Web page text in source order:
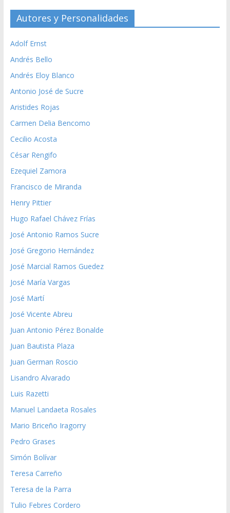
Autores y Personalidades
Adolf Ernst
Andrés Bello
Andrés Eloy Blanco
Antonio José de Sucre
Aristides Rojas
Carmen Delia Bencomo
Cecilio Acosta
César Rengifo
Ezequiel Zamora
Francisco de Miranda
Henry Pittier
Hugo Rafael Chávez Frías
José Antonio Ramos Sucre
José Gregorio Hernández
José Marcial Ramos Guedez
José María Vargas
José Martí
José Vicente Abreu
Juan Antonio Pérez Bonalde
Juan Bautista Plaza
Juan German Roscio
Lisandro Alvarado
Luis Razetti
Manuel Landaeta Rosales
Mario Briceño Iragorry
Pedro Grases
Simón Bolívar
Teresa Carreño
Teresa de la Parra
Tulio Febres Cordero